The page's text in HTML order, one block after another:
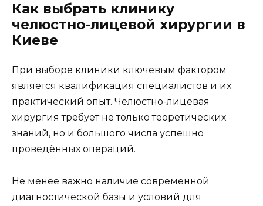
Как выбрать клинику
челюстно-лицевой хирургии в
Киеве
При выборе клиники ключевым фактором
является квалификация специалистов и их
практический опыт. Челюстно-лицевая
хирургия требует не только теоретических
знаний, но и большого числа успешно
проведённых операций.
Не менее важно наличие современной
диагностической базы и условий для